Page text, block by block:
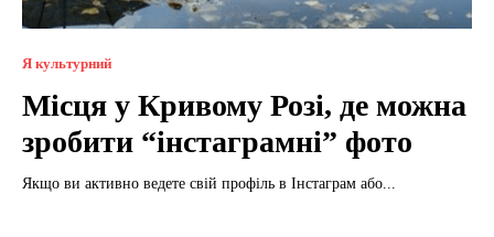
Я культурний
Місця у Кривому Розі, де можна
зробити “інстаграмні” фото
Якщо ви активно ведете свій профіль в Інстаграм або...